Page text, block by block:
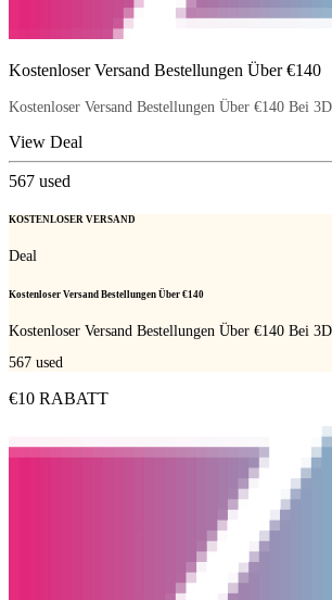
Kostenloser Versand Bestellungen Über €140
Kostenloser Versand Bestellungen Über €140 Bei
View Deal
567 used
KOSTENLOSER VERSAND
Deal
Kostenloser Versand Bestellungen Über €140
Kostenloser Versand Bestellungen Über €140 Bei
567 used
€10 RABATT